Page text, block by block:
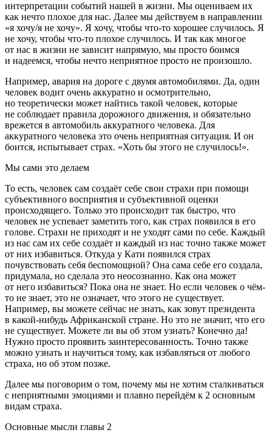
интерпретации событий нашей в жизни. Мы оцениваем их
как нечто плохое для нас. Далее мы действуем в направлении
«я хочу/я не хочу». Я хочу, чтобы что-то хорошее случилось. Я
не хочу, чтобы что-то плохое случилось. И так как многое
от нас в жизни не зависит напрямую, мы просто боимся
и надеемся, чтобы нечто неприятное просто не произошло.
Например, авария на дороге с двумя автомобилями. Да, один
человек водит очень аккуратно и осмотрительно,
но теоретически может найтись такой человек, которые
не соблюдает правила дорожного движения, и обязательно
врежется в автомобиль аккуратного человека. Для
аккуратного человека это очень неприятная ситуация. И он
боится, испытывает страх. «Хоть бы этого не случилось!».
Мы сами это делаем
То есть, человек сам создаёт себе свои страхи при помощи
субъективного восприятия и субъективной оценки
происходящего. Только это происходит так быстро, что
человек не успевает заметить того, как страх появился в его
голове. Страхи не приходят и не уходят сами по себе. Каждый
из нас сам их себе создаёт и каждый из нас точно также может
от них избавиться. Откуда у Кати появился страх
почувствовать себя беспомощной? Она сама себе его создала,
придумала, но сделала это неосознанно. Как она может
от него избавиться? Пока она не знает. Но если человек о чём-
то не знает, это не означает, что этого не существует.
Например, вы можете сейчас не знать, как зовут президента
в какой-нибудь Африканской стране. Но это не значит, что его
не существует. Можете ли вы об этом узнать? Конечно да!
Нужно просто проявить заинтересованность. Точно также
можно узнать и научиться тому, как избавляться от любого
страха, но об этом позже.
Далее мы поговорим о том, почему мы не хотим сталкиваться
с неприятными эмоциями и плавно перейдём к 2 основным
видам страха.
Основные мысли главы 2